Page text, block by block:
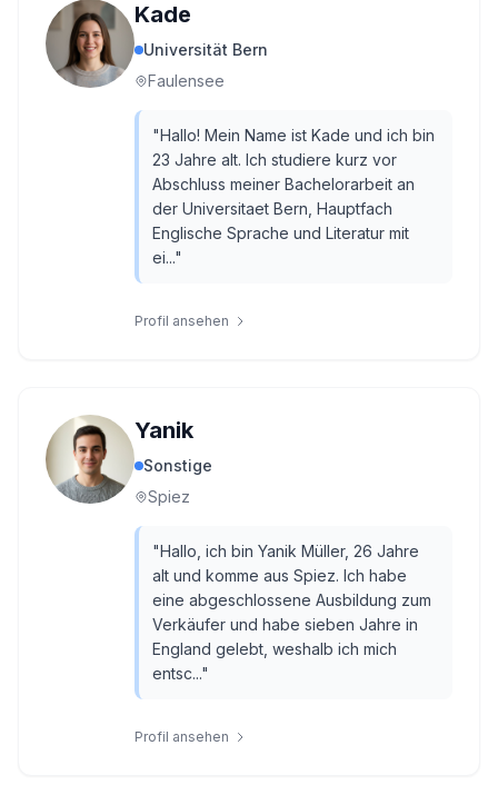
Kade
Universität Bern
Faulensee
"Hallo! Mein Name ist Kade und ich bin
23 Jahre alt. Ich studiere kurz vor
Abschluss meiner Bachelorarbeit an
der Universitaet Bern, Hauptfach
Englische Sprache und Literatur mit
ei..."
Profil ansehen
Yanik
Sonstige
Spiez
"Hallo, ich bin Yanik Müller, 26 Jahre
alt und komme aus Spiez. Ich habe
eine abgeschlossene Ausbildung zum
Verkäufer und habe sieben Jahre in
England gelebt, weshalb ich mich
entsc..."
Profil ansehen